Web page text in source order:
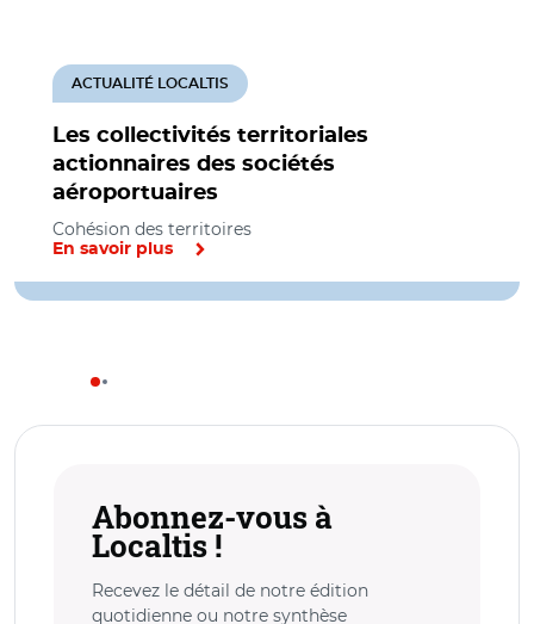
Les collectivités territoriales
actionnaires des sociétés
aéroportuaires
ACTUALITÉ LOCALTIS
Cohésion des territoires
En savoir plus
Abonnez-vous à
Localtis !
Recevez le détail de notre édition
quotidienne ou notre synthèse